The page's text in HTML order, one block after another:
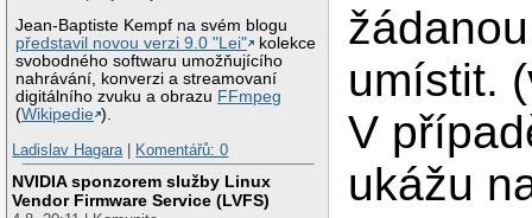
Jean-Baptiste Kempf na svém blogu
představil novou verzi 9.0 "Lei"
kolekce
svobodného softwaru umožňujícího
nahrávání, konverzi a streamovaní
digitálního zvuku a obrazu FFmpeg
(Wikipedie ).
Ladislav Hagara| Komentářů: 0
NVIDIA sponzorem služby Linux
Vendor Firmware Service (LVFS)
umístit.
V
ukážu